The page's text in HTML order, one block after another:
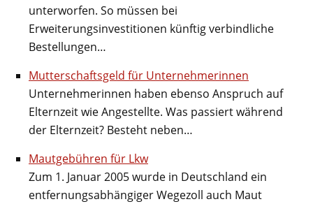
unterworfen. So müssen bei
Erweiterungsinvestitionen künftig verbindliche
Bestellungen…
Mutterschaftsgeld für Unternehmerinnen
Unternehmerinnen haben ebenso Anspruch auf
Elternzeit wie Angestellte. Was passiert während
der Elternzeit? Besteht neben…
Mautgebühren für Lkw
Zum 1. Januar 2005 wurde in Deutschland ein
entfernungsabhängiger Wegezoll auch Maut